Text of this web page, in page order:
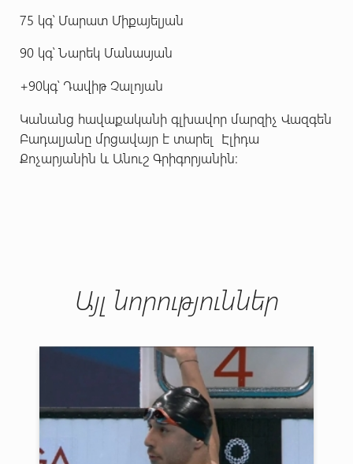
75 կգ՝ Մարատ Միքայելյան
90 կգ՝ Նարեկ Մանասյան
+90կգ՝ Դավիթ Չալոյան
Կանանց հավաքականի գլխավոր մարզիչ Վազգեն
Բադալյանը մրցավայր է տարել Էլիդա
Քոչարյանին և Անուշ Գրիգորյանին:
Այլ նորություններ